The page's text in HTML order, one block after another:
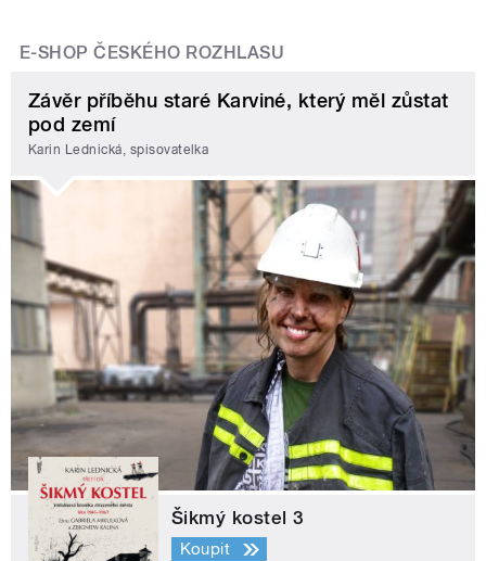
E-SHOP ČESKÉHO ROZHLASU
Závěr příběhu staré Karviné, který měl zůstat
pod zemí
Karin Lednická, spisovatelka
Šikmý kostel 3
Koupit